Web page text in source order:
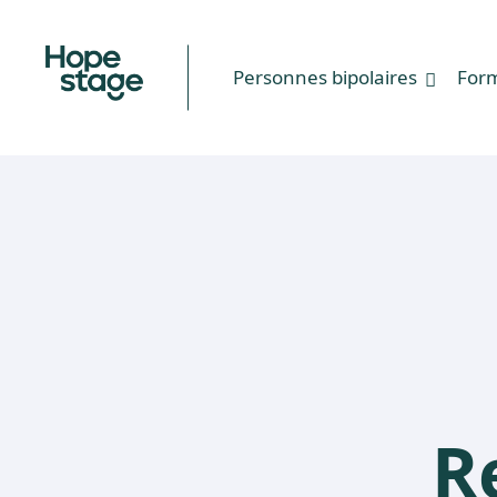
Personnes bipolaires